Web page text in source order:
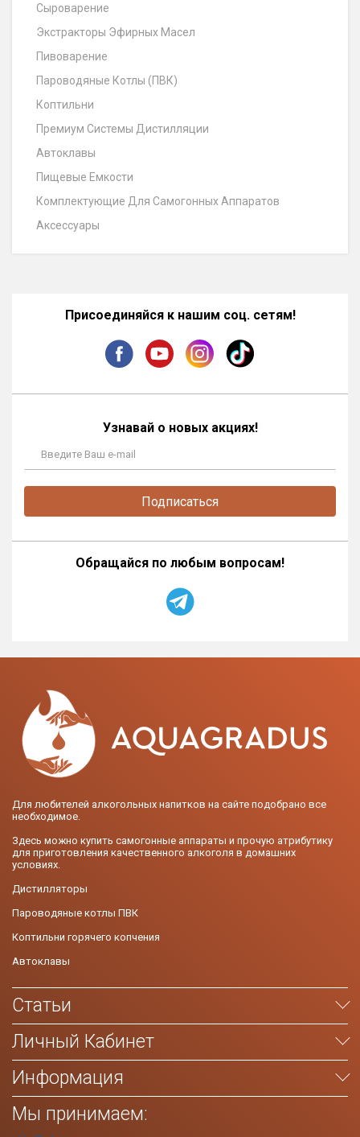
Сыроварение
Экстракторы Эфирных Масел
Пивоварение
Пароводяные Котлы (ПВК)
Коптильни
Премиум Системы Дистилляции
Автоклавы
Пищевые Емкости
Комплектующие Для Самогонных Аппаратов
Аксессуары
Присоединяйся к нашим соц. сетям!
Узнавай о новых акциях!
Подписаться
Обращайся по любым вопросам!
Для любителей алкогольных напитков на сайте подобрано все
необходимое.
Здесь можно купить самогонные аппараты и прочую атрибутику
для приготовления качественного алкоголя в домашних
условиях.
Дистилляторы
Пароводяные котлы ПВК
Коптильни горячего копчения
Автоклавы
Статьи
Личный Кабинет
Информация
Мы принимаем: